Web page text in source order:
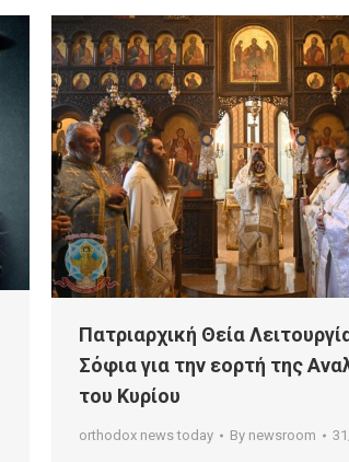
Πατριαρχική Θεία
Σόφια για την εορτή της
του Κυρίου
orthodox news today By newsroom